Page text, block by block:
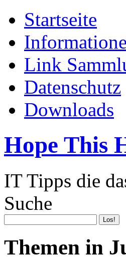
Startseite
Link
Datenschutz
Downloads
Hope This
IT Tipps die
Suche
Themen in